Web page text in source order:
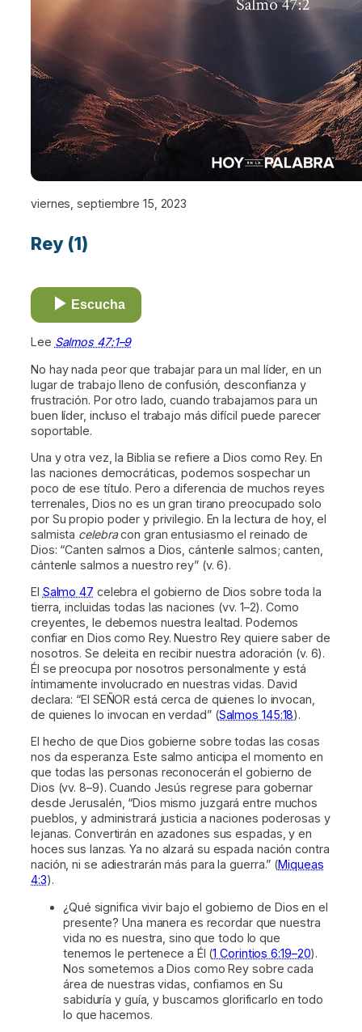
viernes, septiembre 15, 2023
Rey (1)
Escucha
Lee Salmos 47:1–9
No hay nada peor que trabajar para un mal líder, en un
lugar de trabajo lleno de confusión, desconfianza y
frustración. Por otro lado, cuando trabajamos para un
buen líder, incluso el trabajo más difícil puede parecer
soportable.
Una y otra vez, la Biblia se refiere a Dios como Rey. En
las naciones democráticas, podemos sospechar un
poco de ese título. Pero a diferencia de muchos reyes
terrenales, Dios no es un gran tirano preocupado solo
por Su propio poder y privilegio. En la lectura de hoy, el
salmista celebracon gran entusiasmo el reinado de
Dios: “Canten salmos a Dios, cántenle salmos; canten,
cántenle salmos a nuestro rey” (v. 6).
El Salmo 47 celebra el gobierno de Dios sobre toda la
tierra, incluidas todas las naciones (vv. 1–2). Como
creyentes, le debemos nuestra lealtad. Podemos
confiar en Dios como Rey. Nuestro Rey quiere saber de
nosotros. Se deleita en recibir nuestra adoración (v. 6).
Él se preocupa por nosotros personalmente y está
íntimamente involucrado en nuestras vidas. David
declara: “El SEÑOR está cerca de quienes lo invocan,
de quienes lo invocan en verdad” (Salmos 145:18).
El hecho de que Dios gobierne sobre todas las cosas
nos da esperanza. Este salmo anticipa el momento en
que todas las personas reconocerán el gobierno de
Dios (vv. 8–9). Cuando Jesús regrese para gobernar
desde Jerusalén, “Dios mismo juzgará entre muchos
pueblos, y administrará justicia a naciones poderosas y
lejanas. Convertirán en azadones sus espadas, y en
hoces sus lanzas. Ya no alzará su espada nación contra
nación, ni se adiestrarán más para la guerra.” (Miqueas
4:3).
¿Qué significa vivir bajo el gobierno de Dios en el
presente? Una manera es recordar que nuestra
vida no es nuestra, sino que todo lo que
tenemos le pertenece a Él (1 Corintios 6:19–20).
Nos sometemos a Dios como Rey sobre cada
área de nuestras vidas, confiamos en Su
sabiduría y guía, y buscamos glorificarlo en todo
lo que hacemos.